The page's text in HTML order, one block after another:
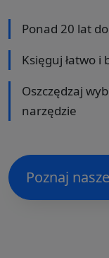
Ponad 20 lat
Księguj łatwo i
Oszczędzaj
narzędzie
Poznaj